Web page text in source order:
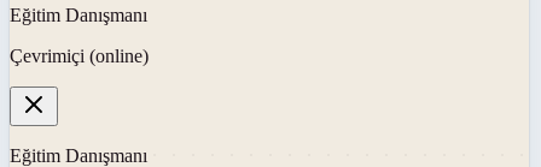
Eğitim Danışmanı
Çevrimiçi (online)
Eğitim Danışmanı